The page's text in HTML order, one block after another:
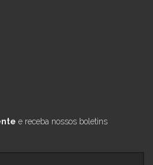
e receba nossos boletins